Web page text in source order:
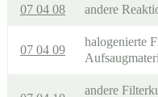
07 04 08 andere
07 04 09
halogenierte
andere